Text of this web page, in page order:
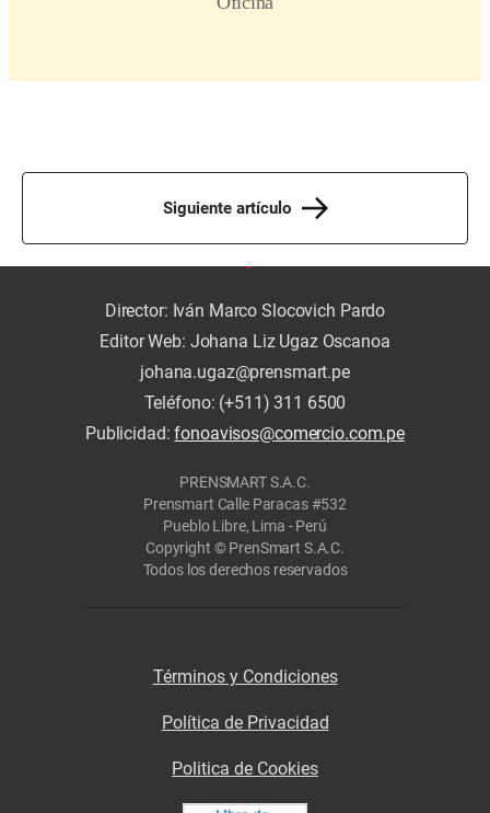
Siguiente artículo
Director: Iván Marco Slocovich Pardo
Editor Web: Johana Liz Ugaz Oscanoa
johana.ugaz@prensmart.pe
Teléfono: (+511) 311 6500
Publicidad:fonoavisos@comercio.com.pe
PRENSMART S.A.C.
Prensmart Calle Paracas #532
Pueblo Libre, Lima - Perú
Copyright © PrenSmart S.A.C.
Todos los derechos reservados
Términos y Condiciones
Política de Privacidad
Politica de Cookies